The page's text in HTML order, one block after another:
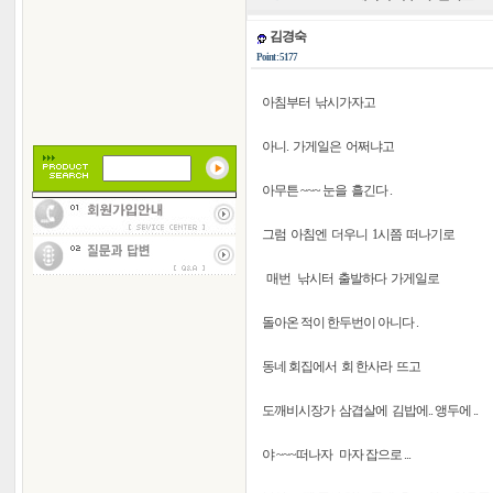
김경숙
Point : 5177
아침부터 낚시가자고
아니. 가게일은 어쩌냐고
아무튼 ~~~ 눈을 흘긴다 .
그럼 아침엔 더우니 1시쯤 떠나기로
매번 낚시터 출발하다 가게일로
돌아온 적이 한두번이 아니다 .
동네 회집에서 회 한사라 뜨고
도깨비시장가 삼겹살에 김밥에.. 앵두에 ..
야 ~~~떠나자 마자 잡으로 ...